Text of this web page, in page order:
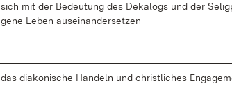
sich mit der Be­deu­tung des De­ka­lo­gs und der
ge­ne Le­ben aus­ein­an­der­set­zen
das dia­ko­ni­sche Han­deln und christ­li­ches